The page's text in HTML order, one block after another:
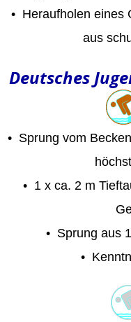
• Heraufholen eines
aus
Deutsches
• Sprung vom
• 1 x ca. 2 m
• Sprung aus
•